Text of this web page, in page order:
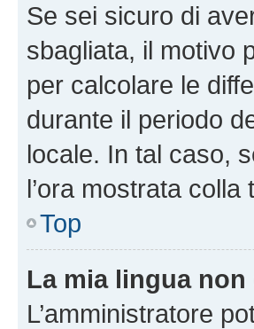
Se sei sicuro di
sbagliata, il motivo
per calcolare le
durante il periodo
locale. In tal caso,
l’ora mostrata colla
Top
La mia lingua
L’amministratore